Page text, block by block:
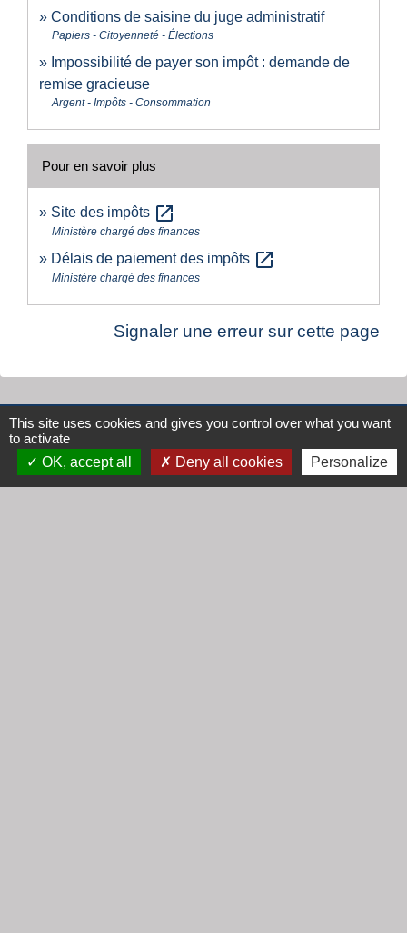
Conditions de saisine du juge administratif
Papiers - Citoyenneté - Élections
Impossibilité de payer son impôt : demande de
remise gracieuse
Argent - Impôts - Consommation
Pour en savoir plus
Site des impôts open_in_new
Ministère chargé des finances
Délais de paiement des impôts open_in_new
Ministère chargé des finances
Signaler une erreur sur cette page
Contacts
Mairie de Cogny
This site uses cookies and gives you control over what you want
to activate
OK, accept all
Deny all cookies Personalize